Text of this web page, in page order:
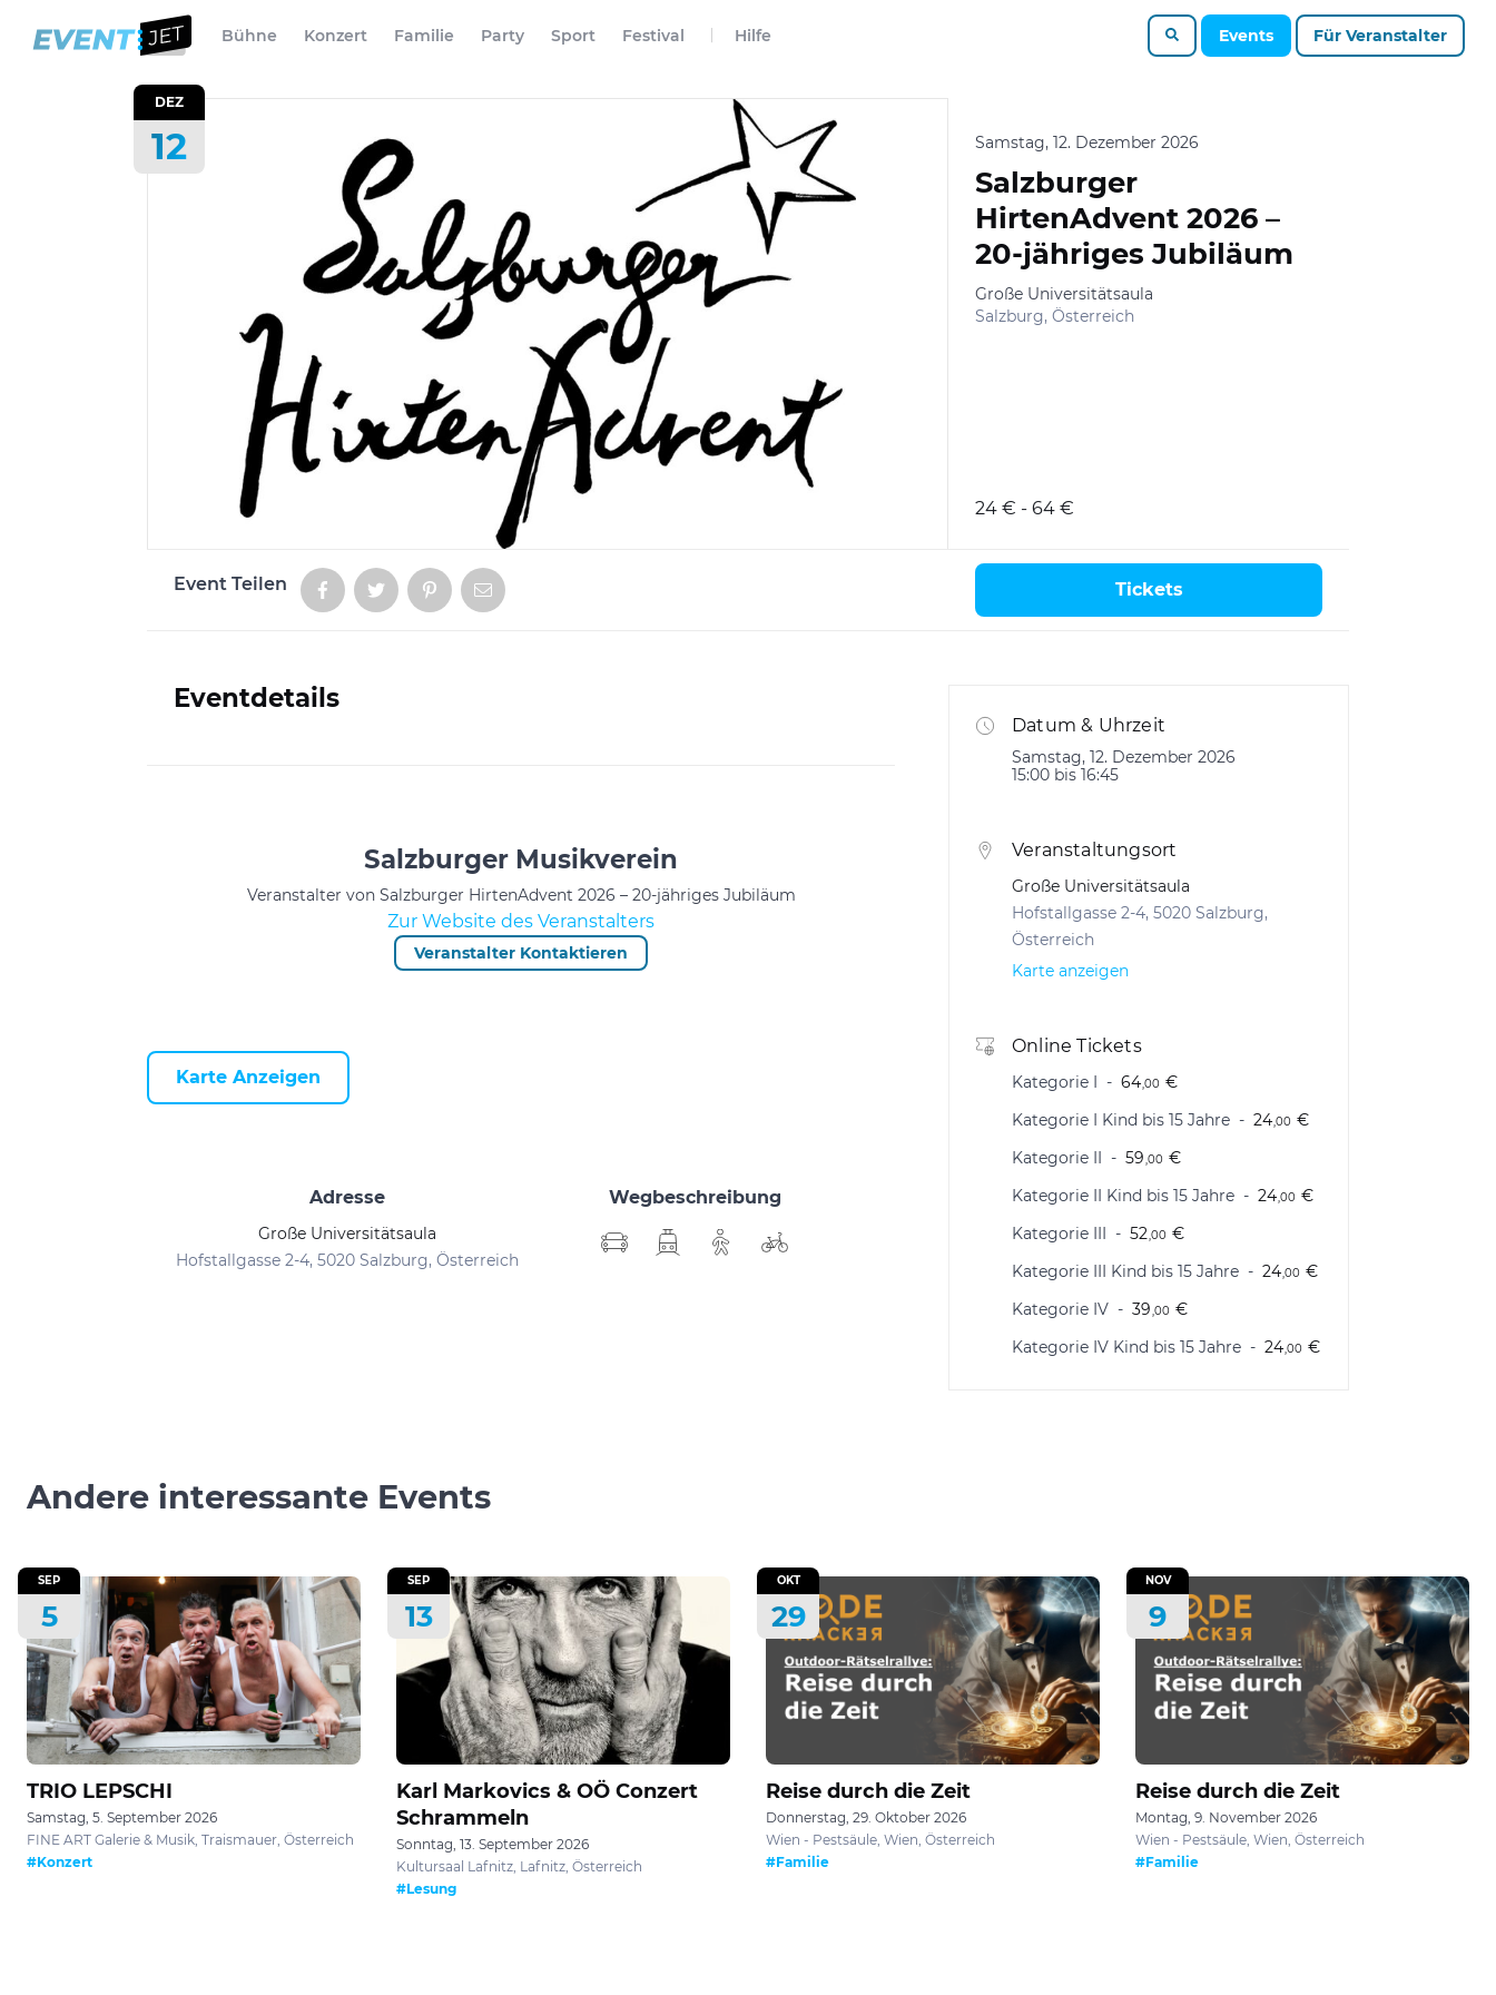
Bühne Konzert Familie Party Sport Festival Hilfe Events Für Veranstalter
DEZ
12 Samstag, 12. Dezember 2026
Salzburger
HirtenAdvent 2026 –
20-jähriges Jubiläum
Große Universitätsaula
Salzburg, Österreich
24 € - 64 €
Event Teilen Tickets
Eventdetails
Salzburger Musikverein
Veranstalter von Salzburger HirtenAdvent 2026 – 20-jähriges Jubiläum
Zur Website des Veranstalters
Veranstalter Kontaktieren
Karte Anzeigen
Adresse
Große Universitätsaula
Hofstallgasse 2-4, 5020 Salzburg, Österreich
Wegbeschreibung
Datum & Uhrzeit
Samstag, 12. Dezember 2026
15:00 bis 16:45
Veranstaltungsort
Große Universitätsaula
Hofstallgasse 2-4, 5020 Salzburg,
Österreich
Karte anzeigen
Online Tickets
Kategorie I 64,00 €
Kategorie I Kind bis 15 Jahre
24,00 €
Kategorie II
59,00 €
Kategorie II Kind bis 15 Jahre
24,00 €
Kategorie III
52,00 €
Kategorie III Kind bis 15 Jahre
24,00 €
Kategorie IV
39,00 €
Kategorie IV Kind bis 15 Jahre
24,00 €
Andere interessante Events
SEP
5
TRIO LEPSCHI
Samstag, 5. September 2026
FINE ART Galerie & Musik, Traismauer, Österreich
#Konzert
SEP
13
Karl Markovics & OÖ Conzert
Schrammeln
Sonntag, 13. September 2026
Kultursaal Lafnitz, Lafnitz, Österreich
#Lesung
OKT
29
Reise durch die Zeit
Donnerstag, 29. Oktober 2026
Wien - Pestsäule, Wien, Österreich
#Familie
NOV
9
Reise durch die Zeit
Montag, 9. November 2026
Wien - Pestsäule, Wien, Österreich
#Familie